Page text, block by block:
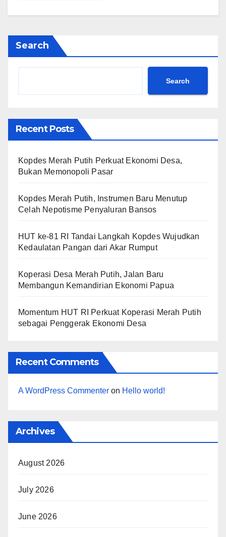
Search
Search
Recent Posts
Kopdes Merah Putih Perkuat Ekonomi Desa,
Bukan Memonopoli Pasar
Kopdes Merah Putih, Instrumen Baru Menutup
Celah Nepotisme Penyaluran Bansos
HUT ke-81 RI Tandai Langkah Kopdes Wujudkan
Kedaulatan Pangan dari Akar Rumput
Koperasi Desa Merah Putih, Jalan Baru
Membangun Kemandirian Ekonomi Papua
Momentum HUT RI Perkuat Koperasi Merah Putih
sebagai Penggerak Ekonomi Desa
Recent Comments
A WordPress Commenter on Hello world!
Archives
August 2026
July 2026
June 2026